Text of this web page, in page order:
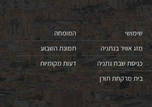
שימושי
מזג אוויר בנתניה
כניסת שבת נתניה
בית מרקחת תורן
המומחה
תמונת השבוע
דעות מקומיות